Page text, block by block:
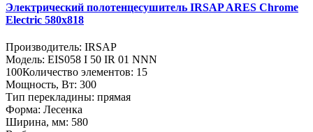
Электрический полотенцесушитель IRSAP ARES Chrome
Electric 580х818
Производитель: IRSAP
Модель: EIS058 I 50 IR 01 NNN
100Количество элементов: 15
Мощность, Вт: 300
Тип перекладины: прямая
Форма: Лесенка
Ширина, мм: 580